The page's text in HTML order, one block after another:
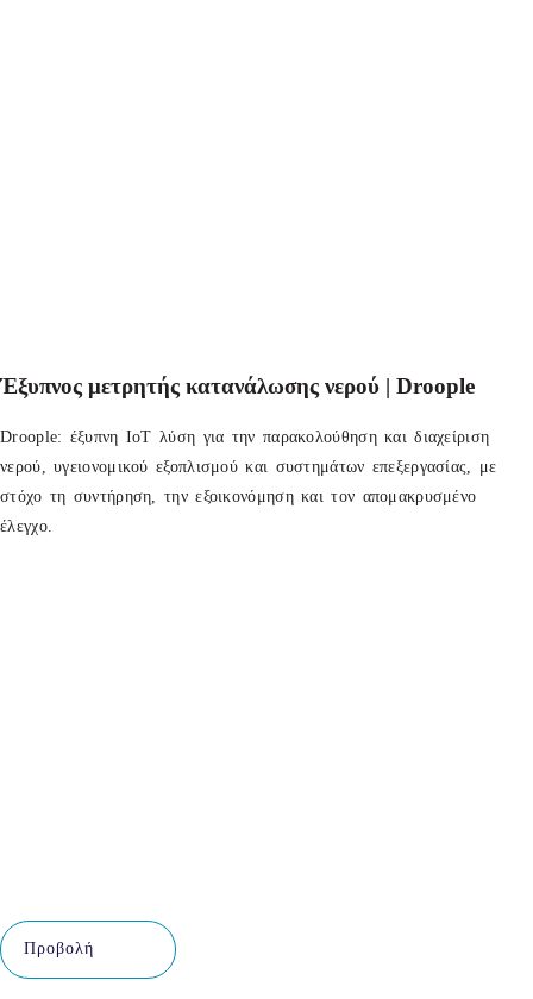
Έξυπνος μετρητής κατανάλωσης νερού | Droople
Droople: έξυπνη IoT λύση για την παρακολούθηση και διαχείριση
νερού, υγειονομικού εξοπλισμού και συστημάτων επεξεργασίας, με
στόχο τη συντήρηση, την εξοικονόμηση και τον απομακρυσμένο
έλεγχο.
Προβολή